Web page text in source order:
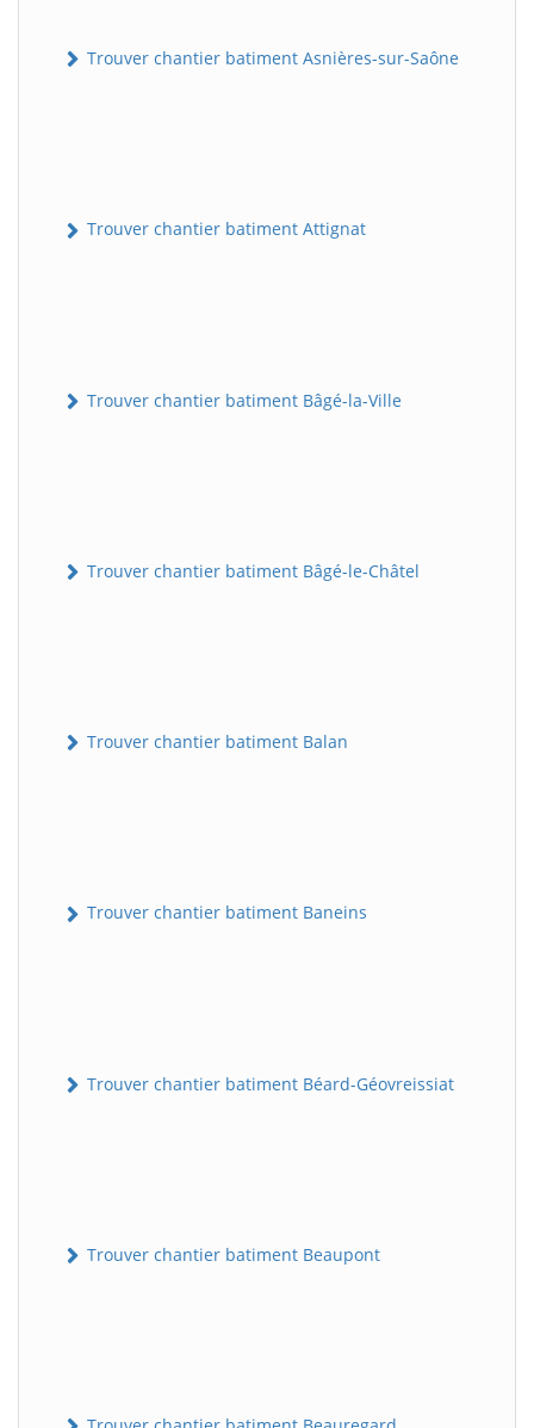
Trouver chantier batiment Asnières-sur-Saône
Trouver chantier batiment Attignat
Trouver chantier batiment Bâgé-la-Ville
Trouver chantier batiment Bâgé-le-Châtel
Trouver chantier batiment Balan
Trouver chantier batiment Baneins
Trouver chantier batiment Béard-Géovreissiat
Trouver chantier batiment Beaupont